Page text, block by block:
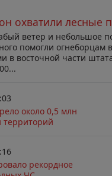
охватили лесные
ветер и небольшое
помогли огнеборцам
в восточной части
около 0,5 млн
территорий
рекордное